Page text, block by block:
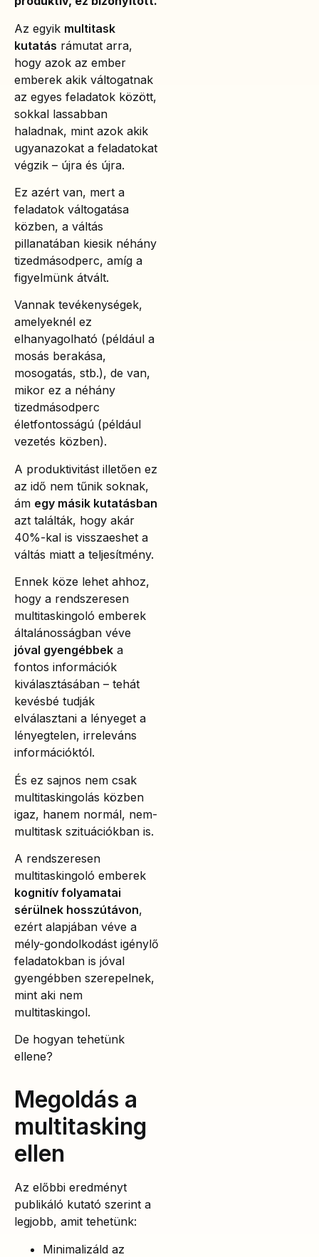
Az egyik multitask
kutatás rámutat arra,
hogy azok az ember
emberek akik váltogatnak
az egyes feladatok között,
sokkal lassabban
haladnak, mint azok akik
ugyanazokat a feladatokat
végzik – újra és újra.
Ez azért van, mert a
feladatok váltogatása
közben, a váltás
pillanatában kiesik néhány
tizedmásodperc, amíg a
figyelmünk átvált.
Vannak tevékenységek,
amelyeknél ez
elhanyagolható (például a
mosás berakása,
mosogatás, stb.), de van,
mikor ez a néhány
tizedmásodperc
életfontosságú (például
vezetés közben).
A produktivitást illetően ez
az idő nem tűnik soknak,
ám egy másik kutatásban
azt találták, hogy akár
40%-kal is visszaeshet a
váltás miatt a teljesítmény.
Ennek köze lehet ahhoz,
hogy a rendszeresen
multitaskingoló emberek
általánosságban véve
jóval gyengébbek a
fontos információk
kiválasztásában – tehát
kevésbé tudják
elválasztani a lényeget a
lényegtelen, irreleváns
információktól.
És ez sajnos nem csak
multitaskingolás közben
igaz, hanem normál, nem-
multitask szituációkban is.
A rendszeresen
multitaskingoló emberek
kognitív folyamatai
sérülnek hosszútávon,
ezért alapjában véve a
mély-gondolkodást igénylő
feladatokban is jóval
gyengébben szerepelnek,
mint aki nem
multitaskingol.
De hogyan tehetünk
ellene?
Megoldás a
multitasking
ellen
Az előbbi eredményt
publikáló kutató szerint a
legjobb, amit tehetünk:
Minimalizáld az